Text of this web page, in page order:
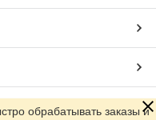
Prom.uaобрабатывать заказы и